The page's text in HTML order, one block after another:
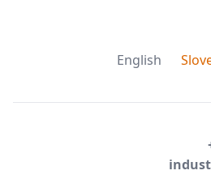
English